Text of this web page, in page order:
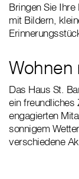
Bringen Sie
mit Bildern,
Wohnen
Das Haus St.
ein freundliches
engagierten
sonnigem
verschiedene